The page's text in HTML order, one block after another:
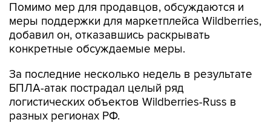
Помимо мер для продавцов, обсуждаются и
меры поддержки для маркетплейса Wildberries,
добавил он, отказавшись раскрывать
конкретные обсуждаемые меры.
За последние несколько недель в результате
БПЛА-атак пострадал целый ряд
логистических объектов Wildberries-Russ в
разных регионах РФ.